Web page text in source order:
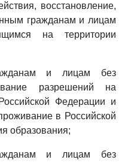
восстановление,
гражданам и лицам
на территории
и лицам без
разрешений на
Федерации и
в Российской
образования;
и лицам без